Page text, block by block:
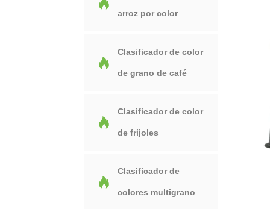
arroz por color
Clasificador de color
de grano de café
Clasificador de color
de frijoles
Clasificador de
colores multigrano